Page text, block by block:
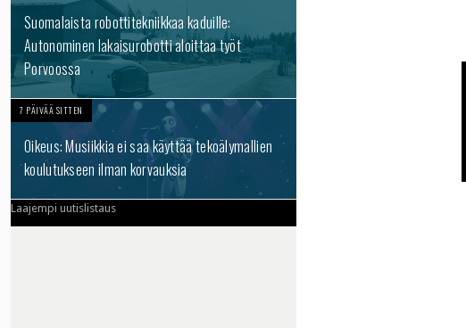
Suomalaista robottitekniikkaa kaduille:
Autonominen lakaisurobotti aloittaa työt
Porvoossa
7 PÄIVÄÄ SITTEN
Oikeus: Musiikkia ei saa käyttää tekoälymallien
koulutukseen ilman korvauksia
Laajempi uutislistaus